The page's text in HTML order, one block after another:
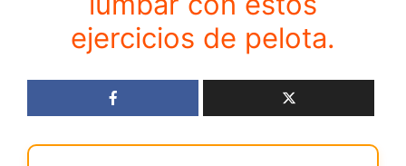
ejercicios de pelota.